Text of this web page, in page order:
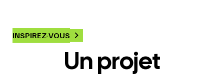
INSPIREZ-VOUS
Un projet